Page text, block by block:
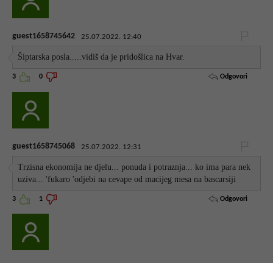
guest1658745642 25.07.2022. 12:40
Šiptarska posla.....vidiš da je pridošlica na Hvar.
3 0 Odgovori
guest1658745068 25.07.2022. 12:31
Trzisna ekonomija ne djelu... ponuda i potraznja... ko ima para nek
uziva... 'fukaro 'odjebi na cevape od macijeg mesa na bascarsiji
3 1 Odgovori